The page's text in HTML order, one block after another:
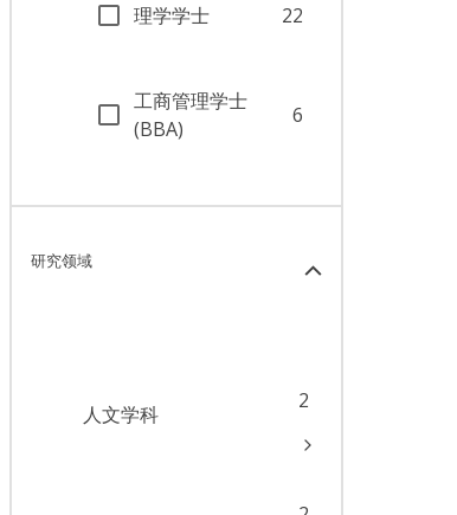
理学学士 22
工商管理学士
(BBA)
6
研究领域
人文学科
2